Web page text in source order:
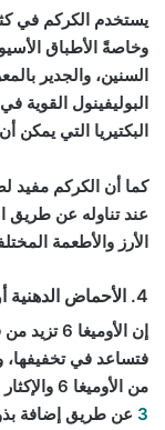
يستخدم الكركم في
وخاصةً الأطباق
البوليفينول القوية
البكتيريا التي
كما أن الكركم مفيد
عند تناوله عن طريق
الأرز والأطعمة
4. الأحماض الدهنية أوميغا 3
فتساعد في تخفيفها،
من الأوميغا 6 والإكثار من الأوميغا 3، ويمكن الحصول على
3 عن طريق إضافة